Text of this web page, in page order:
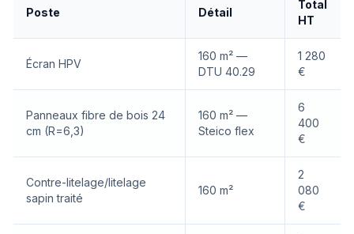
Poste Détail
Total
HT
Écran HPV
160 m² —
DTU 40.29
1 280
€
Panneaux fibre de bois 24
cm (R=6,3)
160 m² —
Steico flex
6
400
€
Contre-litelage/litelage
sapin traité
160 m²
2
080
€